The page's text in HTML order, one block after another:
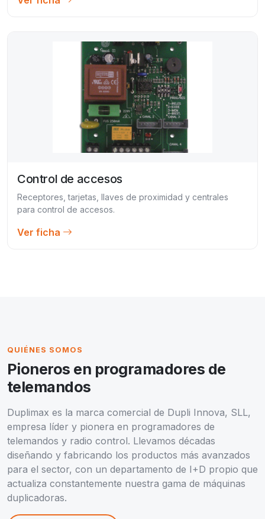
Control de accesos
Receptores, tarjetas, llaves de proximidad y centrales
para control de accesos.
Ver ficha
QUIÉNES SOMOS
Pioneros en programadores de
telemandos
Duplimax es la marca comercial de Dupli Innova, SLL,
empresa líder y pionera en programadores de
telemandos y radio control. Llevamos décadas
diseñando y fabricando los productos más avanzados
para el sector, con un departamento de I+D propio que
actualiza constantemente nuestra gama de máquinas
duplicadoras.